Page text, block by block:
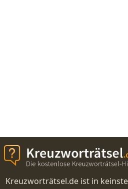
Kreuzworträtsel.de ist in